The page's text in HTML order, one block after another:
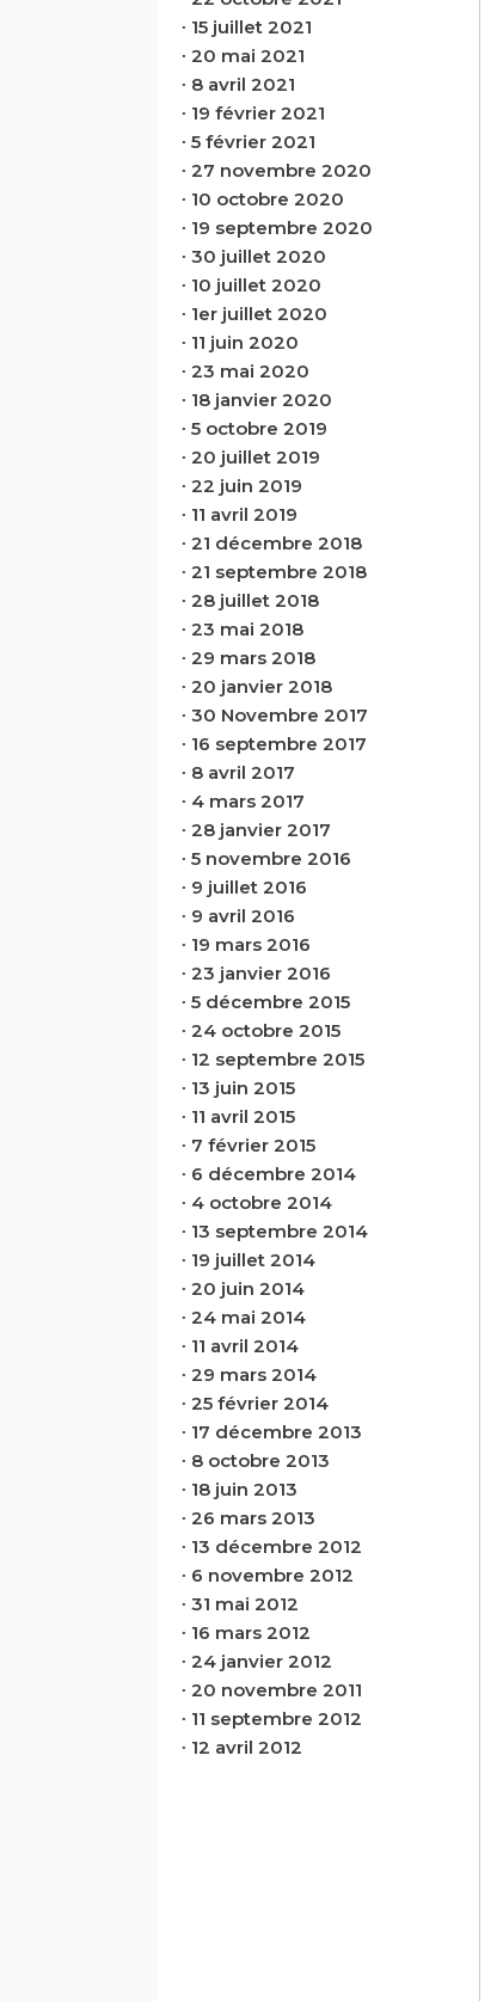
∙ 15 juillet 2021
∙ 20 mai 2021
∙ 8 avril 2021
∙ 19 février 2021
∙ 5 février 2021
∙ 27 novembre 2020
∙ 10 octobre 2020
∙ 19 septembre 2020
∙ 30 juillet 2020
∙ 10 juillet 2020
∙ 1er juillet 2020
∙ 11 juin 2020
∙ 23 mai 2020
∙ 18 janvier 2020
∙ 5 octobre 2019
∙ 20 juillet 2019
∙ 22 juin 2019
∙ 11 avril 2019
∙ 21 décembre 2018
∙ 21 septembre 2018
∙ 28 juillet 2018
∙ 23 mai 2018
∙ 29 mars 2018
∙ 20 janvier 2018
∙ 30 Novembre 2017
∙ 16 septembre 2017
∙ 8 avril 2017
∙ 4 mars 2017
∙ 28 janvier 2017
∙ 5 novembre 2016
∙ 9 juillet 2016
∙ 9 avril 2016
∙ 19 mars 2016
∙ 23 janvier 2016
∙ 5 décembre 2015
∙ 24 octobre 2015
∙ 12 septembre 2015
∙ 13 juin 2015
∙ 11 avril 2015
∙ 7 février 2015
∙ 6 décembre 2014
∙ 4 octobre 2014
∙ 13 septembre 2014
∙ 19 juillet 2014
∙ 20 juin 2014
∙ 24 mai 2014
∙ 11 avril 2014
∙ 29 mars 2014
∙ 25 février 2014
∙ 17 décembre 2013
∙ 8 octobre 2013
∙ 18 juin 2013
∙ 26 mars 2013
∙ 13 décembre 2012
∙ 6 novembre 2012
∙ 31 mai 2012
∙ 16 mars 2012
∙ 24 janvier 2012
∙ 20 novembre 2011
∙ 11 septembre 2012
∙ 12 avril 2012